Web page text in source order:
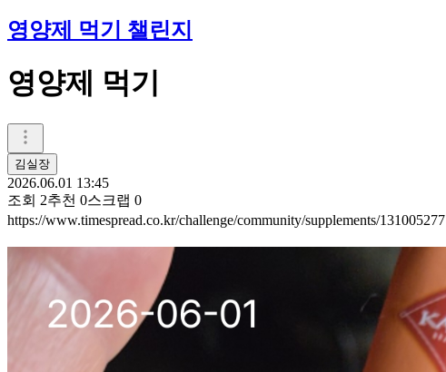
영양제 먹기 챌린지
영양제 먹기
김실장
2026.06.01 13:45
조회 2추천 0스크랩 0
https://www.timespread.co.kr/challenge/community/supplements/131005277